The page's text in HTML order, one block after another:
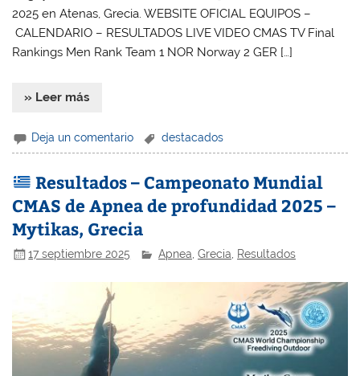
2025 en Atenas, Grecia. WEBSITE OFICIAL EQUIPOS –
CALENDARIO – RESULTADOS LIVE VIDEO CMAS TV Final
Rankings Men Rank Team 1 NOR Norway 2 GER […]
» Leer más
Deja un comentario destacados
Resultados – Campeonato Mundial
CMAS de Apnea de profundidad 2025 –
Mytikas, Grecia
17 septiembre 2025 Apnea ,Grecia Resultados